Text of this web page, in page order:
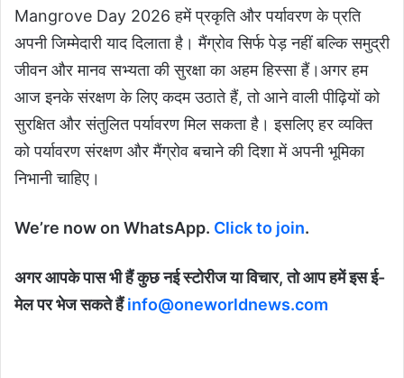
Mangrove Day 2026 हमें प्रकृति और पर्यावरण के प्रति
अपनी जिम्मेदारी याद दिलाता है। मैंग्रोव सिर्फ पेड़ नहीं बल्कि समुद्री
जीवन और मानव सभ्यता की सुरक्षा का अहम हिस्सा हैं।अगर हम
आज इनके संरक्षण के लिए कदम उठाते हैं, तो आने वाली पीढ़ियों को
सुरक्षित और संतुलित पर्यावरण मिल सकता है। इसलिए हर व्यक्ति
को पर्यावरण संरक्षण और मैंग्रोव बचाने की दिशा में अपनी भूमिका
निभानी चाहिए।
We’re now on WhatsApp. Click to join.
अगर आपके पास भी हैं कुछ नई स्टोरीज या विचार, तो आप हमें इस ई-
मेल पर भेज सकते हैंinfo@oneworldnews.com